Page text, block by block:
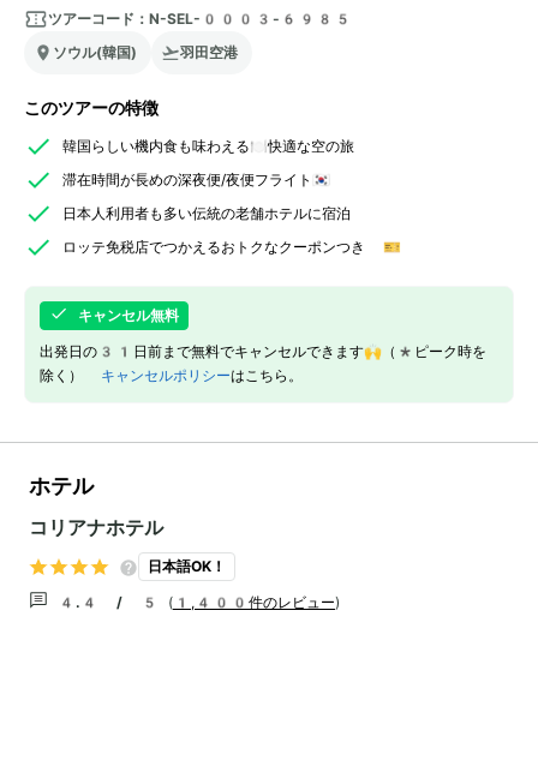
ツアーコード： N-SEL-0003-6985
ソウル(韓国)
羽田空港
このツアーの特徴
韓国らしい機内食も味わえる🍽️快適な空の旅
滞在時間が長めの深夜便/夜便フライト🇰🇷
日本人利用者も多い伝統の老舗ホテルに宿泊
ロッテ免税店でつかえるおトクなクーポンつき 🎫
キャンセル無料
出発日の31日前まで無料でキャンセルできます🙌（*ピーク時を
除く） キャンセルポリシーはこちら。
ホテル
コリアナホテル
日本語OK！
4.4 / 5 ( 1,400件のレビュー)